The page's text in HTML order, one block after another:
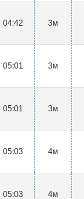
04:42 3м
05:01 3м
05:01 3м
05:03 4м
05:03 4м